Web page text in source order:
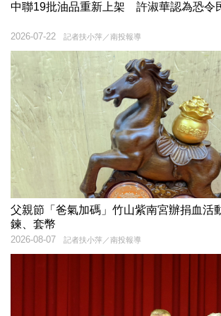
中聯19批油品重新上架 許淑華認為恐令
記者扶小萍／南投報導
2026-07-22
父親節「爸氣加碼」竹山紫南宮辦捐血
鍊、套幣
記者扶小萍／南投報導
2026-08-07